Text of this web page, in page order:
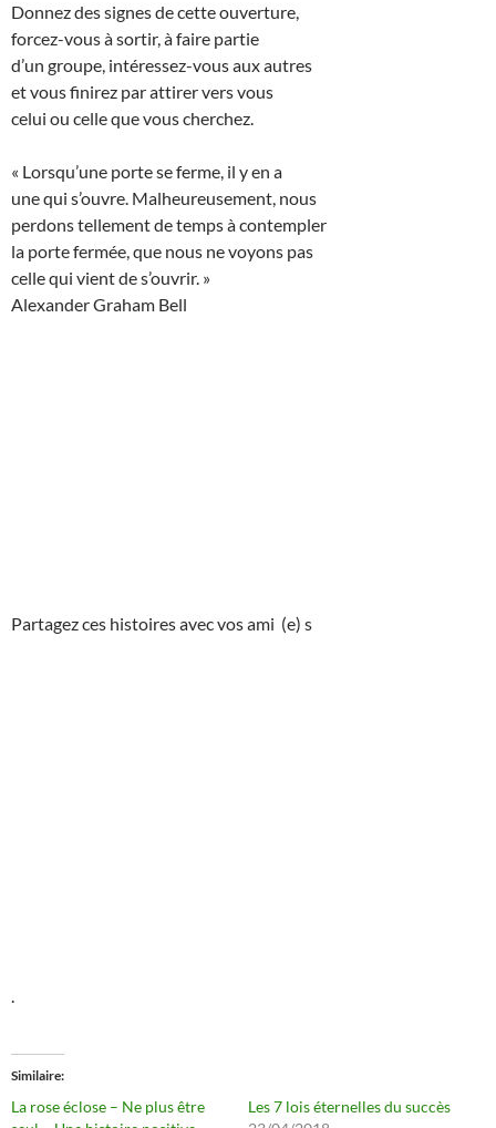
Donnez des signes de cette ouverture,
forcez-vous à sortir, à faire partie
d’un groupe, intéressez-vous aux autres
et vous finirez par attirer vers vous
celui ou celle que vous cherchez.
« Lorsqu’une porte se ferme, il y en a
une qui s’ouvre. Malheureusement, nous
perdons tellement de temps à contempler
la porte fermée, que nous ne voyons pas
celle qui vient de s’ouvrir. »
Alexander Graham Bell
Partagez ces histoires avec vos ami (e) s
.
Similaire
La rose éclose – Ne plus être
Les 7 lois éternelles du succès